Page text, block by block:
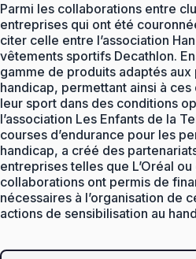
Parmi les collaborations entre
entreprises qui ont été
citer celle entre l’association
vêtements sportifs Decathlon.
gamme de produits adaptés
handicap, permettant ainsi à
leur sport dans des conditions
l’association Les Enfants de la
courses d’endurance pour les
handicap, a créé des
entreprises telles que L’Oréal ou
collaborations ont permis de
nécessaires à l’organisation de
actions de sensibilisation au